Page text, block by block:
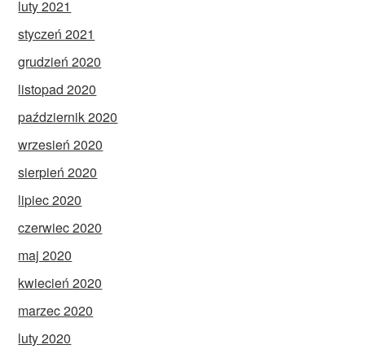
luty 2021
styczeń 2021
grudzień 2020
listopad 2020
październik 2020
wrzesień 2020
sierpień 2020
lipiec 2020
czerwiec 2020
maj 2020
kwiecień 2020
marzec 2020
luty 2020